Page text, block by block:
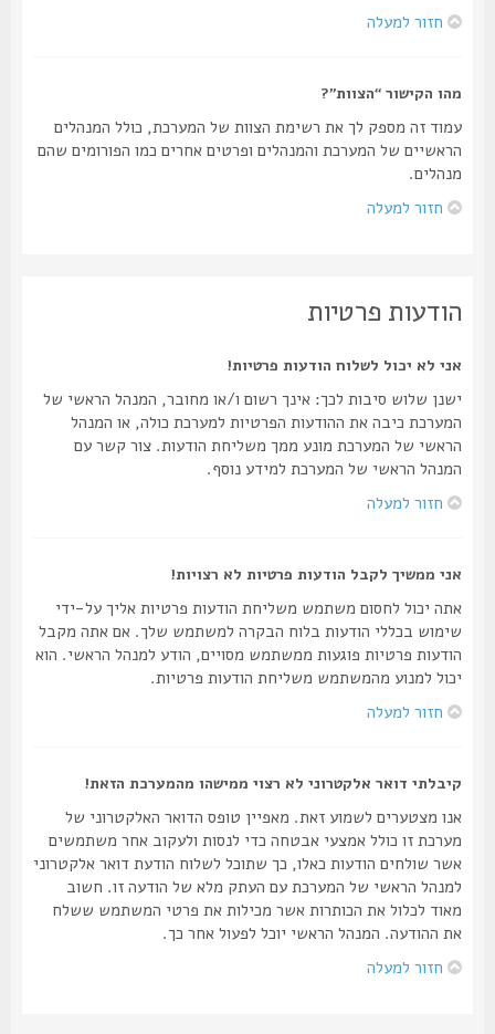
חזור למעלה
מהו הקישור “הצוות”?
עמוד זה מספק לך את רשימת הצוות של המערכת, כולל המנהלים
הראשיים של המערכת והמנהלים ופרטים אחרים כמו הפורומים שהם
מנהלים.
חזור למעלה
הודעות פרטיות
אני לא יכול לשלוח הודעות פרטיות!
ישנן שלוש סיבות לכך: אינך רשום ו/או מחובר, המנהל הראשי של
המערכת כיבה את ההודעות הפרטיות למערכת כולה, או המנהל
הראשי של המערכת מונע ממך משליחת הודעות. צור קשר עם
המנהל הראשי של המערכת למידע נוסף.
חזור למעלה
אני ממשיך לקבל הודעות פרטיות לא רצויות!
אתה יכול לחסום משתמש משליחת הודעות פרטיות אליך על-ידי
שימוש בכללי הודעות בלוח הבקרה למשתמש שלך. אם אתה מקבל
הודעות פרטיות פוגעות ממשתמש מסויים, הודע למנהל הראשי. הוא
יכול למנוע מהמשתמש משליחת הודעות פרטיות.
חזור למעלה
קיבלתי דואר אלקטרוני לא רצוי ממישהו מהמערכת הזאת!
אנו מצטערים לשמוע זאת. מאפיין טופס הדואר האלקטרוני של
מערכת זו כולל אמצעי אבטחה כדי לנסות ולעקוב אחר משתמשים
אשר שולחים הודעות כאלו, כך שתוכל לשלוח הודעת דואר אלקטרוני
למנהל הראשי של המערכת עם העתק מלא של הודעה זו. חשוב
מאוד לכלול את הכותרות אשר מכילות את פרטי המשתמש ששלח
את ההודעה. המנהל הראשי יוכל לפעול אחר כך.
חזור למעלה